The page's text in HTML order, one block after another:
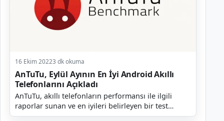
16 Ekim 20223 dk okuma
AnTuTu, Eylül Ayının En İyi Android Akıllı
Telefonlarını Açıkladı
AnTuTu, akıllı telefonların performansı ile ilgili
raporlar sunan ve en iyileri belirleyen bir test
platformudur. Şirket her ay olduğu gibi geçtiğimiz...